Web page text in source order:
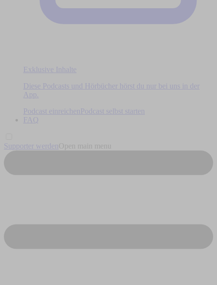
Exklusive Inhalte
Diese Podcasts und Hörbücher hörst du nur bei uns in der
App.
Podcast einreichen
Podcast selbst starten
FAQ
Supporter werden Open main menu